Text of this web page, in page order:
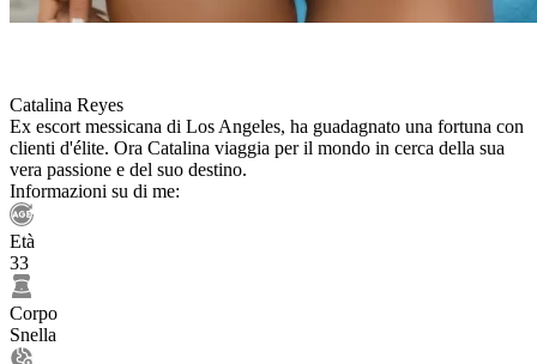
Catalina Reyes
Ex escort messicana di Los Angeles, ha guadagnato una fortuna con
clienti d'élite. Ora Catalina viaggia per il mondo in cerca della sua
vera passione e del suo destino.
Informazioni su di me:
Età
33
Corpo
Snella